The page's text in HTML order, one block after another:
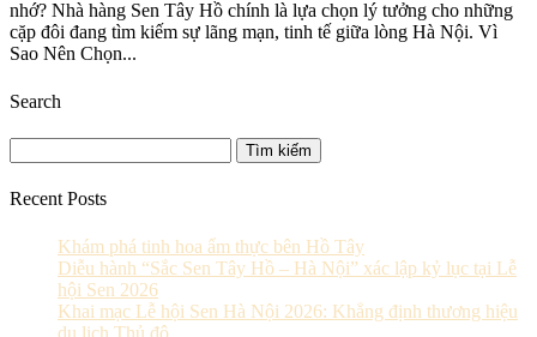
nhớ? Nhà hàng Sen Tây Hồ chính là lựa chọn lý tưởng cho những
cặp đôi đang tìm kiếm sự lãng mạn, tinh tế giữa lòng Hà Nội. Vì
Sao Nên Chọn...
Search
kiếm
cho:
Recent Posts
Khám phá tinh hoa ẩm thực bên Hồ Tây
Diễu hành “Sắc Sen Tây Hồ – Hà Nội” xác lập kỷ lục tại Lễ
hội Sen 2026
Khai mạc Lễ hội Sen Hà Nội 2026: Khẳng định thương hiệu
du lịch Thủ đô